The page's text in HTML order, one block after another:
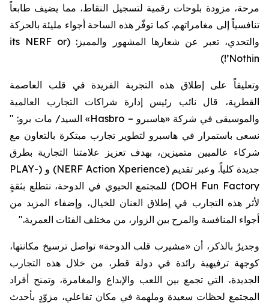
مرحة، مزودة بلوحات رقمية لتسجيل النقاط، مما يضيف طابعاً
تنافسياً إلى مغامراتهم. كما توفّر هذه الساحة أجواء مليئة بالحركة
والتحدي، تعبر عن شعارها المشهور والمميز: (its NERF or
Nothin
’!)
وتعليقاً على إطلاق هذه التجربة الفريدة في قلب العاصمة
القطرية، قال نائب رئيس إدارة شراكات التجارب العالمية
والموسيقى في شركة «هاسبرو –
Hasbro» السيد/ مات برو: "
نسعى باستمرار في هاسبرو لتطوير تجارب مبتكرة بالتعاون مع
شركاء عالميين متميزين، بهدف تعزيز علامتنا التجارية بطرق
جديدة كلياً. وعبر تقديم (NERF Action Xperience) و (PLAY-
DOH Fun Factory) للمجتمع الحيوي في الدوحة، نتطلع بثقةٍ
لأثر هذه التجارب في إطلاق العنان للخيال، وإضفاء المزيد من
أجواء المنافسة والمرح بين الزوار، من مختلف الفئات العمرية."
وجديرٌ بالذكر، أن «مشيرب قلب الدوحة» تواصل ترسيخ مكانتها،
كوجهة ترفيهية رائدة في دولة قطر، من خلال هذه التجارب
الجديدة، التي تجمع بين اللعب والإبداع والمغامرة، وتمنح أفراد
المجتمع لحظات سعيدة وملهمة في مكان تفاعلي، مزوّدٍ بأحدث